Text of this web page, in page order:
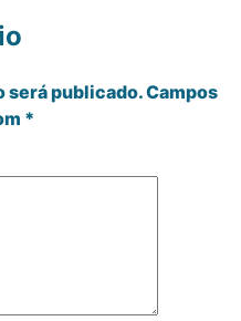
será publicado.Campos
*